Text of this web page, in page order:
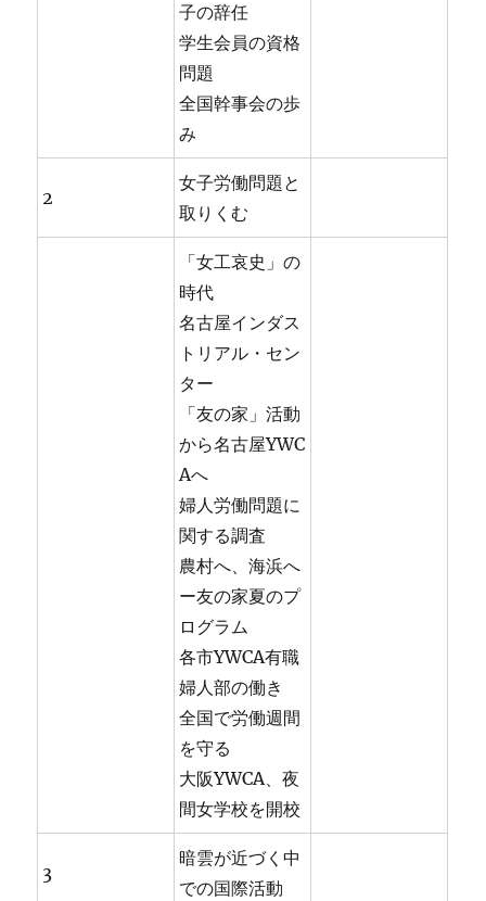
子の辞任
学生会員の資格
問題
全国幹事会の歩
み
2
女子労働問題と
取りくむ
「女工哀史」の
時代
名古屋インダス
トリアル・セン
ター
「友の家」活動
から名古屋YWC
Aへ
婦人労働問題に
関する調査
農村へ、海浜へ
ー友の家夏のプ
ログラム
各市YWCA有職
婦人部の働き
全国で労働週間
を守る
大阪YWCA、夜
間女学校を開校
3
暗雲が近づく中
での国際活動